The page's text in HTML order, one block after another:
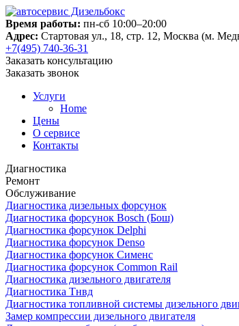
Время работы: пн-сб 10:00–20:00
Адрес: Стартовая ул., 18, стр. 12, Москва (м.
+7(495) 740-36-31
Заказать консультацию
Заказать звонок
Услуги
Home
Цены
О сервисе
Контакты
Диагностика
Ремонт
Обслуживание
Диагностика дизельных форсунок
Диагностика форсунок Bosch (Бош)
Диагностика форсунок Delphi
Диагностика форсунок Denso
Диагностика форсунок Сименс
Диагностика форсунок Common Rail
Диагностика дизельного двигателя
Диагностика Тнвд
Диагностика топливной системы дизельного
Замер компрессии дизельного двигателя